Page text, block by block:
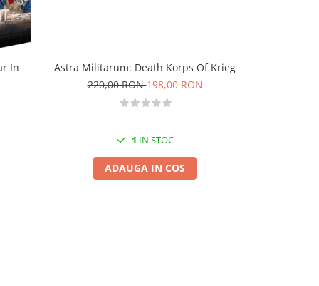
In
Astra Militarum: Death Korps Of Krieg
220,00 RON198,00 RON
1 IN STOC
ADAUGA IN COS